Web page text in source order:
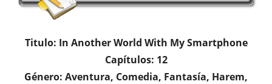
Titulo: In Another World With My Smartphone
Capítulos: 12
Género: Aventura, Comedia, Fantasía, Harem,